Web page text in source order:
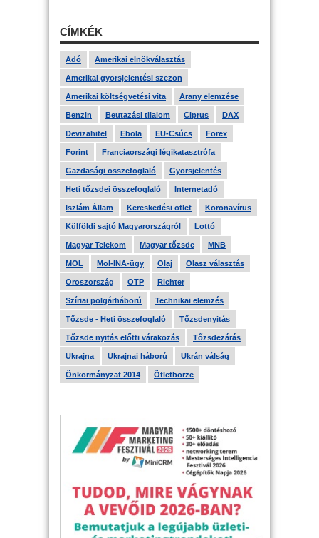
CÍMKÉK
Adó Amerikai elnökválasztás
Amerikai gyorsjelentési szezon
Amerikai költségvetési vita Arany elemzése
Benzin Beutazási tilalom Ciprus DAX
Devizahitel Ebola EU-Csúcs Forex
Forint Franciaországi légikatasztrófa
Gazdasági összefoglaló Gyorsjelentés
Heti tőzsdei összefoglaló Internetadó
Iszlám Állam Kereskedési ötlet Koronavírus
Külföldi sajtó Magyarországról Lottó
Magyar Telekom Magyar tőzsde MNB
MOL Mol-INA-ügy Olaj Olasz választás
Oroszország OTP Richter
Szíriai polgárháború Technikai elemzés
Tőzsde - Heti összefoglaló Tőzsdenyitás
Tőzsde nyitás előtti várakozás Tőzsdezárás
Ukrajna Ukrajnai háború Ukrán válság
Önkormányzat 2014 Ötletbörze